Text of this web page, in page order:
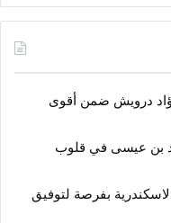
درويش ضمن أقوى
بن عيسى في قلوب
الاسكندرية بفرصة لتوفيق